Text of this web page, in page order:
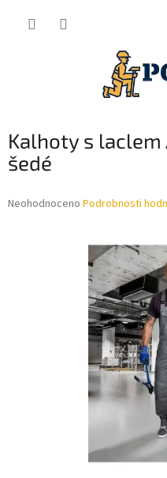
Kalhoty s laclem
šedé
Průměrné
Neohodnoceno Podrobnosti